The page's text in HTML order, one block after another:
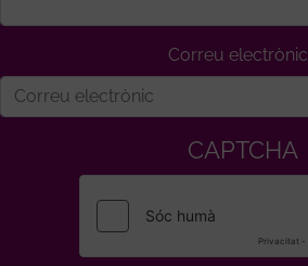
Correu electrònic
CAPTCHA